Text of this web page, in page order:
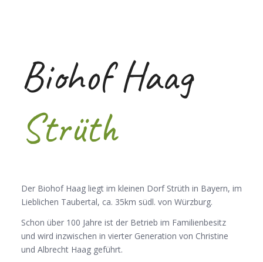
Biohof Haag
Strüth
Der Biohof Haag liegt im kleinen Dorf Strüth in Bayern, im
Lieblichen Taubertal, ca. 35km südl. von Würzburg.
Schon über 100 Jahre ist der Betrieb im Familienbesitz
und wird inzwischen in vierter Generation von Christine
und Albrecht Haag geführt.